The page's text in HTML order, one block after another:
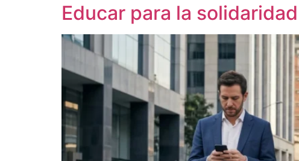
Educar para la solidaridad